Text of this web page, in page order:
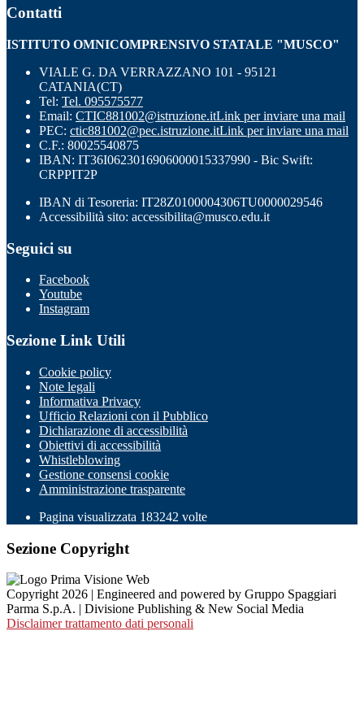
Contatti
ISTITUTO OMNICOMPRENSIVO STATALE "MUSCO"
VIALE G. DA VERRAZZANO 101 - 95121
CATANIA(CT)
Tel: Tel. 095575577
Email: CTIC881002@istruzione.itLink per inviare una mail
PEC: ctic881002@pec.istruzione.itLink per inviare una mail
C.F.: 80025540875
IBAN: IT36I0623016906000015337990 - Bic Swift:
CRPPIT2P
IBAN di Tesoreria: IT28Z0100004306TU0000029546
Accessibilità sito: accessibilita@musco.edu.it
Seguici su
Facebook
Youtube
Instagram
Sezione Link Utili
Cookie policy
Note legali
Informativa Privacy
Ufficio Relazioni con il Pubblico
Dichiarazione di accessibilità
Obiettivi di accessibilità
Whistleblowing
Gestione consensi cookie
Amministrazione trasparente
Pagina visualizzata 183242 volte
Sezione Copyright
Copyright 2026 | Engineered and powered by Gruppo Spaggiari
Parma S.p.A. | Divisione Publishing & New Social Media
Disclaimer trattamento dati personali